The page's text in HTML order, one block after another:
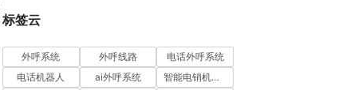
标签云
外呼系统 外呼线路
电话外呼系统
电话机器人
ai外呼系统
智能电销机器人